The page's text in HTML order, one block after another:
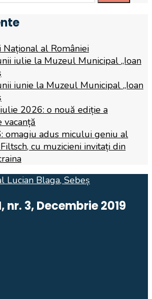
al României
iulie la Muzeul Municipal „Ioan
iunie la Muzeul Municipal „Ioan
2026: o nouă ediție a
vacanță
omagiu adus micului geniu al
cu muzicieni invitați din
nr. 3, Decembrie 2019